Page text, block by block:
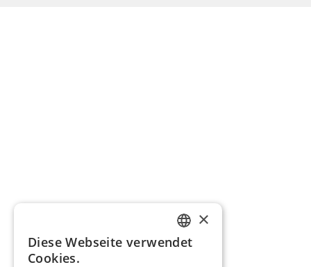
GERMAN
×
Diese Webseite verwendet
Cookies.